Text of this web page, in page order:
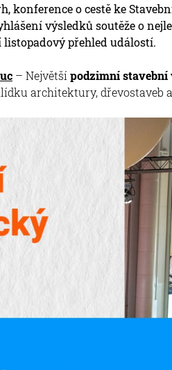
konference o cestě ke
výsledků soutěže o
přehled událostí.
– Největší podzimní stavební
architektury, dřevostaveb